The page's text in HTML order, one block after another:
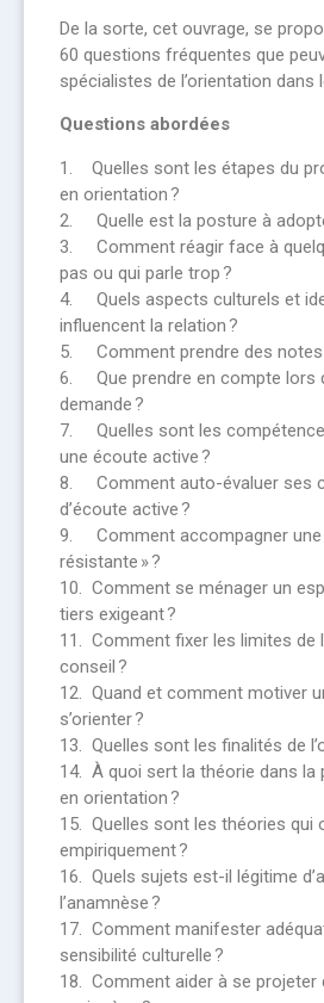
De la sorte, cet ouvrage, se
60 questions fréquentes que
spécialistes de l’orientation dans
Questions abordées
1. Quelles sont les étapes du
en orientation ?
2. Quelle est la posture à
3. Comment réagir face à
pas ou qui parle trop ?
4. Quels aspects culturels et
influencent la relation ?
5. Comment prendre des notes
6. Que prendre en compte lors
demande ?
7. Quelles sont les
une écoute active ?
8. Comment auto-évaluer ses
d’écoute active ?
9. Comment accompagner une
résistante » ?
10. Comment se ménager un
tiers exigeant ?
11. Comment fixer les limites de
conseil ?
12. Quand et comment motiver
s’orienter ?
13. Quelles sont les finalités de
14. À quoi sert la théorie dans la
en orientation ?
15. Quelles sont les théories qui
empiriquement ?
16. Quels sujets est-il légitime
l’anamnèse ?
17. Comment manifester
sensibilité culturelle ?
18. Comment aider à se projeter